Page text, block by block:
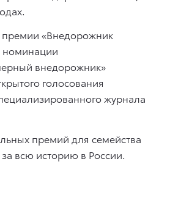
«Внедорожник
номинации
внедорожник»
голосования
журнала
премий для семейства
всю историю в России.